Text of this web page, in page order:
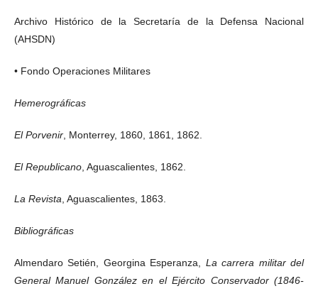
Archivo Histórico de la Secretaría de la Defensa Nacional
(AHSDN)
• Fondo Operaciones Militares
Hemerográficas
El Porvenir , Monterrey, 1860, 1861, 1862.
El Republicano , Aguascalientes, 1862.
La Revista , Aguascalientes, 1863.
Bibliográficas
Almendaro Setién, Georgina Esperanza, La carrera militar del
General Manuel González en el Ejército Conservador (1846-